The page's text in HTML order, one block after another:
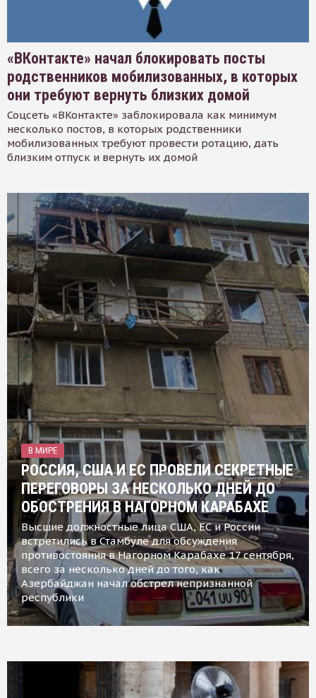
«ВКонтакте» начал блокировать посты
родственников мобилизованных, в которых
они требуют вернуть близких домой
Соцсеть «ВКонтакте» заблокировала как минимум
несколько постов, в которых родственники
мобилизованных требуют провести ротацию, дать
близким отпуск и вернуть их домой
В МИРЕ
РОССИЯ, США И ЕС ПРОВЕЛИ СЕКРЕТНЫЕ
ПЕРЕГОВОРЫ ЗА НЕСКОЛЬКО ДНЕЙ ДО
ОБОСТРЕНИЯ В НАГОРНОМ КАРАБАХЕ
Высшие должностные лица США, ЕС и России
встретились в Стамбуле для обсуждения
противостояния в Нагорном Карабахе 17 сентября,
всего за несколько дней до того, как
Азербайджан начал обстрел непризнанной
республики